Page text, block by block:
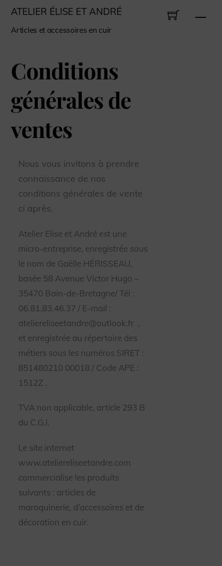
SkipATELIER ÉLISE ET ANDRÉ
Articles et accessoires en cuir
Conditions
générales de
ventes
Nous vous invitons à prendre
connaissance de nos
conditions générales de vente
ci après.
Atelier Elise et André est une
micro-entreprise, enregistrée sous
le nom de Gaëlle HÉRISSEAU,
basée 58 Avenue Victor Hugo –
35470 Bain-de-Bretagne/ Tél :
06.81.83.46.37 / E-mail :
ateliereliseetandre@outlook.fr ,
et enregistrée au répertoire des
métiers sous les numéros SIRET :
851480210 00018 / Code APE :
1512Z .
TVA non applicable, article 293 B
du C.G.I.
Le site internet
www.ateliereliseetandre.com
commercialise les produits
suivants : articles de
maroquinerie, d’accessoires et de
décoration en cuir.